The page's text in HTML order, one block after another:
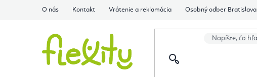
O nás Kontakt Vrátenie a reklamácia Osobný odber Bratislava